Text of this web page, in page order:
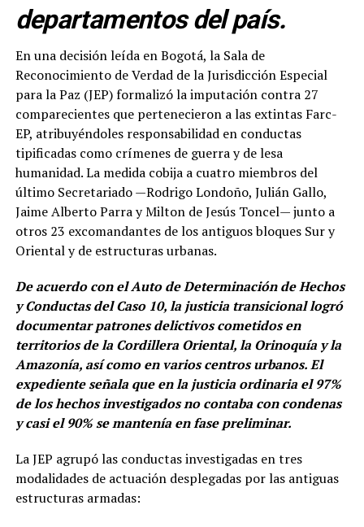
departamentos del país.
En una decisión leída en Bogotá, la Sala de
Reconocimiento de Verdad de la Jurisdicción Especial
para la Paz (JEP) formalizó la imputación contra 27
comparecientes que pertenecieron a las extintas Farc-
EP, atribuyéndoles responsabilidad en conductas
tipificadas como crímenes de guerra y de lesa
humanidad. La medida cobija a cuatro miembros del
último Secretariado —Rodrigo Londoño, Julián Gallo,
Jaime Alberto Parra y Milton de Jesús Toncel— junto a
otros 23 excomandantes de los antiguos bloques Sur y
Oriental y de estructuras urbanas.
De acuerdo con el Auto de Determinación de Hechos
y Conductas del Caso 10, la justicia transicional logró
documentar patrones delictivos cometidos en
territorios de la Cordillera Oriental, la Orinoquía y la
Amazonía, así como en varios centros urbanos. El
expediente señala que en la justicia ordinaria el 97%
de los hechos investigados no contaba con condenas
y casi el 90% se mantenía en fase preliminar.
La JEP agrupó las conductas investigadas en tres
modalidades de actuación desplegadas por las antiguas
estructuras armadas: